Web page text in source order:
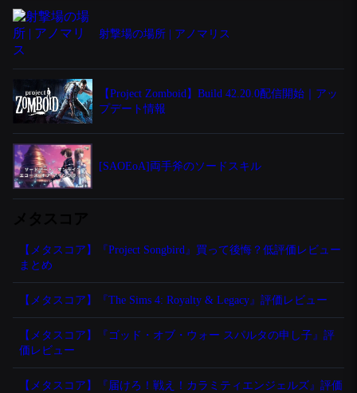
射撃場の場所 | アノマリス
【Project Zomboid】Build 42.20.0配信開始｜アッ
プデート情報
[SAOEoA]両手斧のソードスキル
【メタスコア】『Project Songbird』買って後悔？低評価レビュー
まとめ
【メタスコア】『The Sims 4: Royalty & Legacy』評価レビュー
【メタスコア】『ゴッド・オブ・ウォー スパルタの申し子』評
価レビュー
【メタスコア】『届けろ！戦え！カラミティエンジェルズ』評価